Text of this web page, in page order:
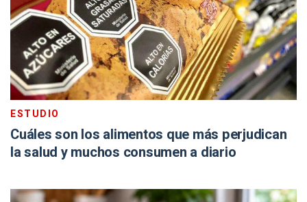
ESTUDIO
Cuáles son los alimentos que más perjudican
la salud y muchos consumen a diario